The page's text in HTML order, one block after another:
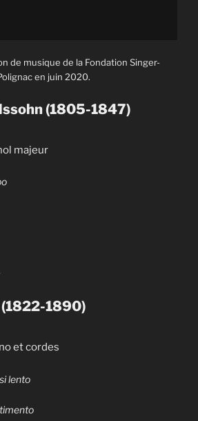
de musique de la Fondation Singer-
en juin 2020.
(1805-1847)
majeur
1890)
et cordes
lento